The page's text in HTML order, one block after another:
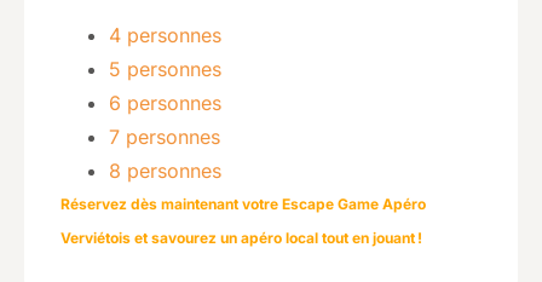
4 personnes
5 personnes
6 personnes
7 personnes
8 personnes
Réservez dès maintenant votre Escape Game Apéro
Verviétois et savourez un apéro local tout en jouant !